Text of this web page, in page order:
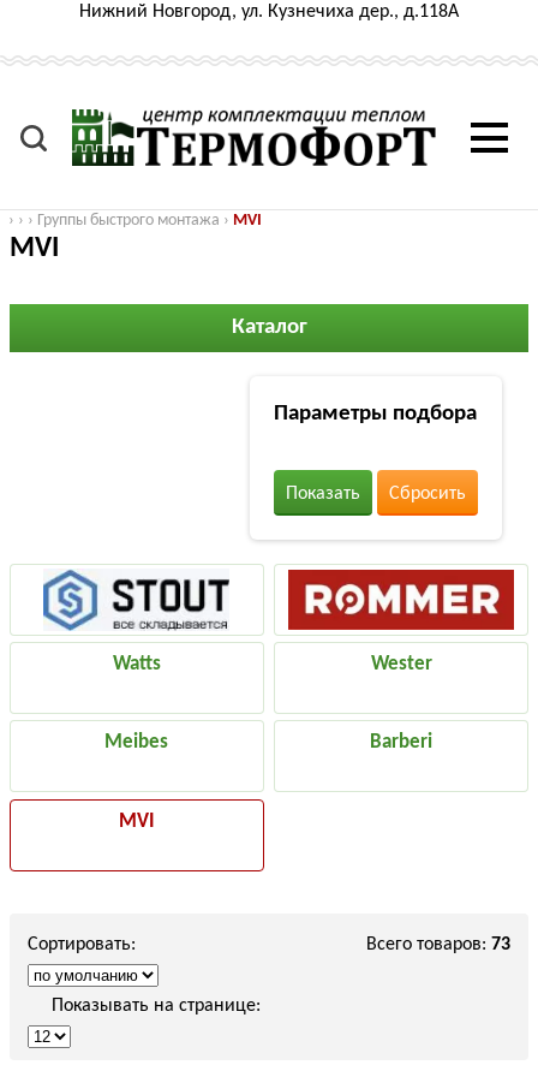
Нижний Новгород, ул. Кузнечиха дер., д.118А
› › › Группы быстрого монтажа › MVI
MVI
Каталог
Параметры подбора
Показать Сбросить
Watts Wester
Meibes Barberi
MVI
Всего товаров: 73
Сортировать:
Показывать на странице: